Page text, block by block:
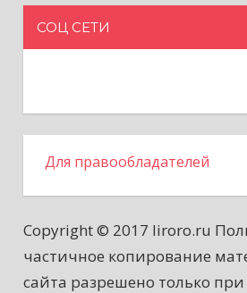
СОЦ СЕТИ
Для правообладателей
Copyright © 2017 liroro.ru
частичное копирование
сайта разрешено только